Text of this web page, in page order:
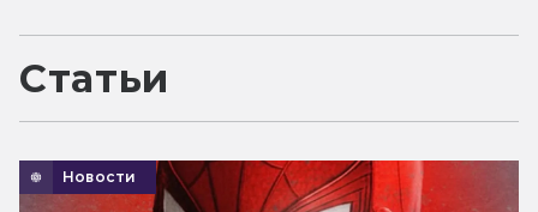
Статьи
Новости